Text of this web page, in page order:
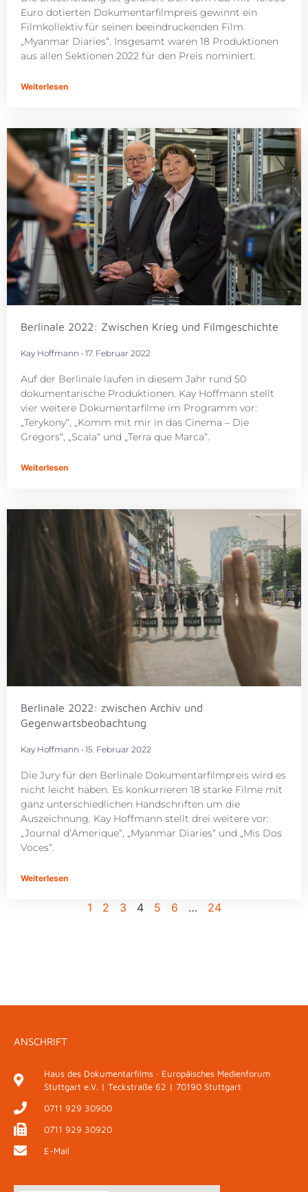
Euro dotierten Dokumentarfilmpreis gewinnt ein
Filmkollektiv für seinen beeindruckenden Film
„Myanmar Diaries“. Insgesamt waren 18 Produktionen
aus allen Sektionen 2022 für den Preis nominiert.
Weiterlesen
Berlinale 2022: Zwischen Krieg und Filmgeschichte
Kay Hoffmann 17. Februar 2022
Auf der Berlinale laufen in diesem Jahr rund 50
dokumentarische Produktionen. Kay Hoffmann stellt
vier weitere Dokumentarfilme im Programm vor:
„Terykony“, „Komm mit mir in das Cinema – Die
Gregors“, „Scala“ und „Terra que Marca“.
Weiterlesen
Berlinale 2022: zwischen Archiv und
Gegenwartsbeobachtung
Kay Hoffmann 15. Februar 2022
Die Jury für den Berlinale Dokumentarfilmpreis wird es
nicht leicht haben. Es konkurrieren 18 starke Filme mit
ganz unterschiedlichen Handschriften um die
Auszeichnung. Kay Hoffmann stellt drei weitere vor:
„Journal d’Amerique“, „Myanmar Diaries“ und „Mis Dos
Voces“.
Weiterlesen
1 2 3 4 5 6 … 24
ANSCHRIFT
Haus des Dokumentarfilms · Europäisches Medienforum
Stuttgart e.V. | Teckstraße 62 | 70190 Stuttgart
0711 929 30900
0711 929 30920
E-Mail